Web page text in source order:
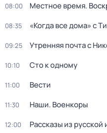
08:00 Местное время.
08:35 «Когда все дома» с
09:25 Утренняя почта с
10:10 Сто к одному
11:00 Вести
11:30 Наши. Военкоры
12:00 Рассказы из русской